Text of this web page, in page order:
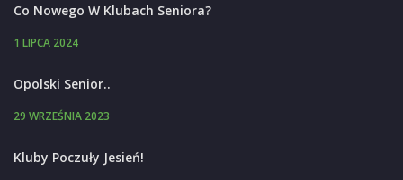
Co Nowego W Klubach Seniora?
1 LIPCA 2024
Opolski Senior..
29 WRZEŚNIA 2023
Kluby Poczuły Jesień!